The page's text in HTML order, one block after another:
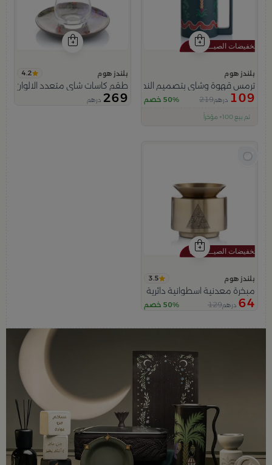
بلندز هوم
ترمس قهوة وشاي بتصميم النخلة 1 لتر من عسيب
109 درهم219 50% خصم
اقل سعر في 30 يوم
تم بيع 100+ مؤخراً
بلندز هوم 4.2
طقم كاسات شاي متعدد الالوان
269 درهم
بلندز هوم 3.5
مبخرة معدنية اسطوانية دائرية بنقش مثلث من عسيب
64 درهم129 50% خصم